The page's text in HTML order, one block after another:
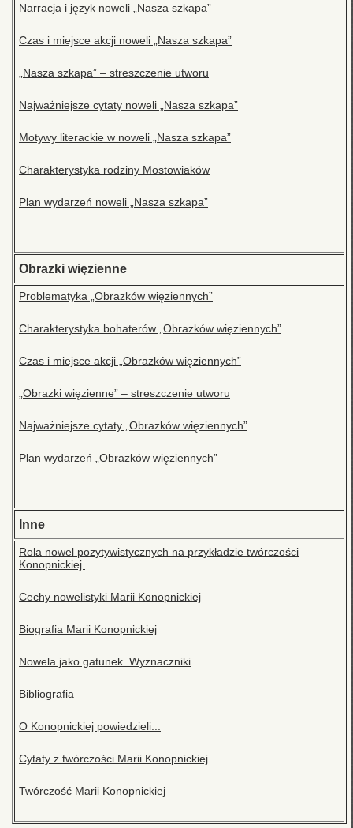
Narracja i język noweli „Nasza szkapa”
Czas i miejsce akcji noweli „Nasza szkapa”
„Nasza szkapa” – streszczenie utworu
Najważniejsze cytaty noweli „Nasza szkapa”
Motywy literackie w noweli „Nasza szkapa”
Charakterystyka rodziny Mostowiaków
Plan wydarzeń noweli „Nasza szkapa”
Obrazki więzienne
Problematyka „Obrazków więziennych”
Charakterystyka bohaterów „Obrazków więziennych”
Czas i miejsce akcji „Obrazków więziennych”
„Obrazki więzienne” – streszczenie utworu
Najważniejsze cytaty „Obrazków więziennych”
Plan wydarzeń „Obrazków więziennych”
Inne
Rola nowel pozytywistycznych na przykładzie twórczości
Konopnickiej.
Cechy nowelistyki Marii Konopnickiej
Biografia Marii Konopnickiej
Nowela jako gatunek. Wyznaczniki
Bibliografia
O Konopnickiej powiedzieli...
Cytaty z twórczości Marii Konopnickiej
Twórczość Marii Konopnickiej